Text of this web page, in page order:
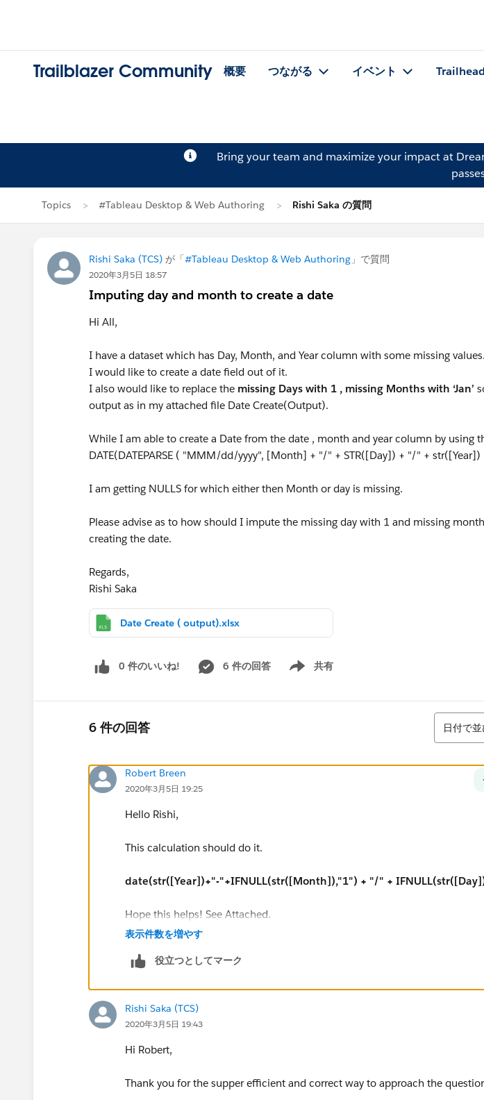
Trailblazer Community 概要 つながる イベント Trailhead
Bring your team and maximize your impact at
Topics #Tableau Desktop & Web Authoring Rishi Saka の質問
Rishi Saka (TCS) が「#Tableau Desktop & Web Authoring 」で質問
2020年3月5日 18:57
Imputing day and month to create a date
Hi All,
I have a dataset which has Day, Month, and Year column with some missing values.
I would like to create a date field out of it.
I also would like to replace the missing Days with 1 , missing Months with ‘Jan’
output as in my attached file Date Create(Output).
While I am able to create a Date from the date , month and year column by using
DATE(DATEPARSE ( "MMM/dd/yyyy", [Month] + "/" + STR([Day]) + "/" +
I am getting NULLS for which either then Month or day is missing.
Please advise as to how should I impute the missing day with 1 and missing
creating the date.
Regards,
Rishi Saka
Date Create ( output).xlsx
0 件のいいね! 6 件の回答 共有
Show menu
6 件の回答
並び替え
日付で並
Robert Breen
2020年3月5日 19:25
Hello Rishi,
This calculation should do it.
date(str([Year])+"-"+IFNULL(str([Month]),"1") + "/" +
Hope this helps! See Attached.
Please mark this answer as correct or helpful if it helps solve your question.
Robert Breen
表示件数を増やす
役立つとしてマーク
Rishi Saka (TCS)
2020年3月5日 19:43
Hi Robert,
Thank you for the supper efficient and correct way to approach the